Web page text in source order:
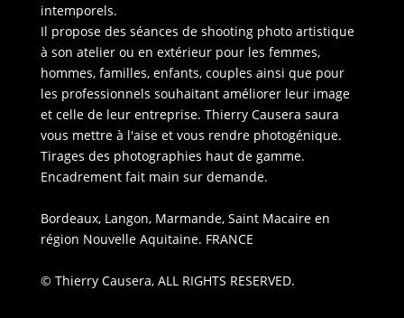
intemporels.
Il propose des séances de shooting photo artistique
à son atelier ou en extérieur pour les femmes,
hommes, familles, enfants, couples ainsi que pour
les professionnels souhaitant améliorer leur image
et celle de leur entreprise. Thierry Causera saura
vous mettre à l'aise et vous rendre photogénique.
Tirages des photographies haut de gamme.
Encadrement fait main sur demande.
Bordeaux, Langon, Marmande, Saint Macaire en
région Nouvelle Aquitaine. FRANCE
© Thierry Causera, ALL RIGHTS RESERVED.